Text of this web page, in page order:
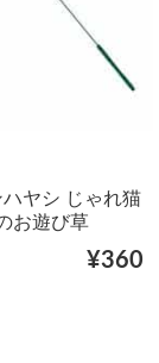
ハヤシ じゃれ猫
お遊び草
¥360